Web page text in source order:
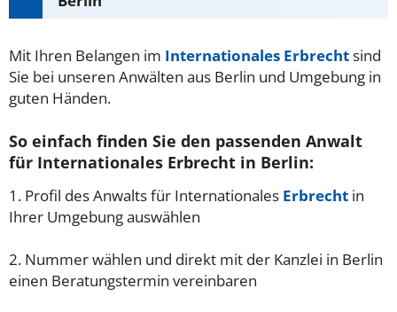
Mit Ihren Belangen im Internationales Erbrechtsind
Sie bei unseren Anwälten aus Berlin und Umgebung in
guten Händen.
So einfach finden Sie den passenden Anwalt
für Internationales Erbrecht in Berlin:
1. Profil des Anwalts für Internationales Erbrecht in
Ihrer Umgebung auswählen
2. Nummer wählen und direkt mit der Kanzlei in Berlin
einen Beratungstermin vereinbaren